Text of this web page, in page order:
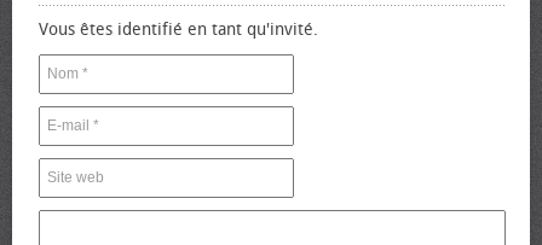
Vous êtes identifié en tant qu'invité.